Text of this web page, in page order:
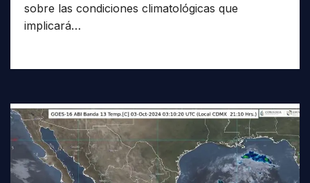
sobre las condiciones climatológicas que
implicará…